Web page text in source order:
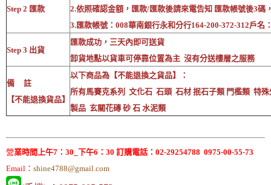
Step 2 匯款
2.依照確認金額，匯款/匯款後請來電告知 匯款帳號後3碼
3.匯款帳號：008華南銀行永和分行164-200-372-312戶名
Step 3 出貨
匯款成功，三天內即可送貨
卸貨地點以貨車可停靠位置為主 沒有分送樓層之服務
備 註
【不能退換貨品】
以下商品為【不能退換之貨品】：
所有馬賽克系列 文化石 石頭 石材 抿石子類 門檻類 特
製品 玄關花磚 砂 石 水泥類
營業時間上午7：30_下午6：30 訂購電話：02-29254788 0975-00-55-73
Email： shine4788@gmail.com